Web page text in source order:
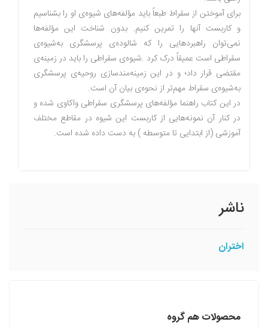
برای آموختن از سقراط طبعاً باید مؤلفه‌های شیوه‌ی او را بشناسیم
و کاربست آنها را تمرین کنیم. بدون شناخت این مؤلفه‌ها
نمی‌توان راهبردهایی را که شالوده‌ی پرسشگری به‌شیوه‌ی
سقراطی است عمیقاً درک کرد .شیوه‌ی سقراطی را باید در زمینه‌ی
مقتضی ‌قرار داد؛ و در این زمینه‌مندسازی روحیه‌ی پرسشگری
به‌شیوه‌ی سقراط مهم‌تر از نحوه‌ی بیان آن است.
در این کتاب راهنما مؤلفه‌های پرسشگری سقراطی واکاوی شده و
در کنار آن نمونه‌هایی از کاربست این شیوه در مقاطع مختلف
آموزشی (از ابتدایی تا متوسطه ) به دست داده شده است.
ناشر
اختران
محصولات هم گروه